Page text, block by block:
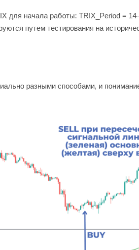
для начала работы: TRIX_Period =
путем тестирования на
разными способами, и